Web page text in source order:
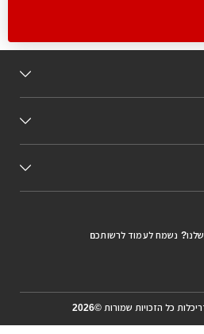
נשמח לעמוד לרשותכם
שמורות ©2026